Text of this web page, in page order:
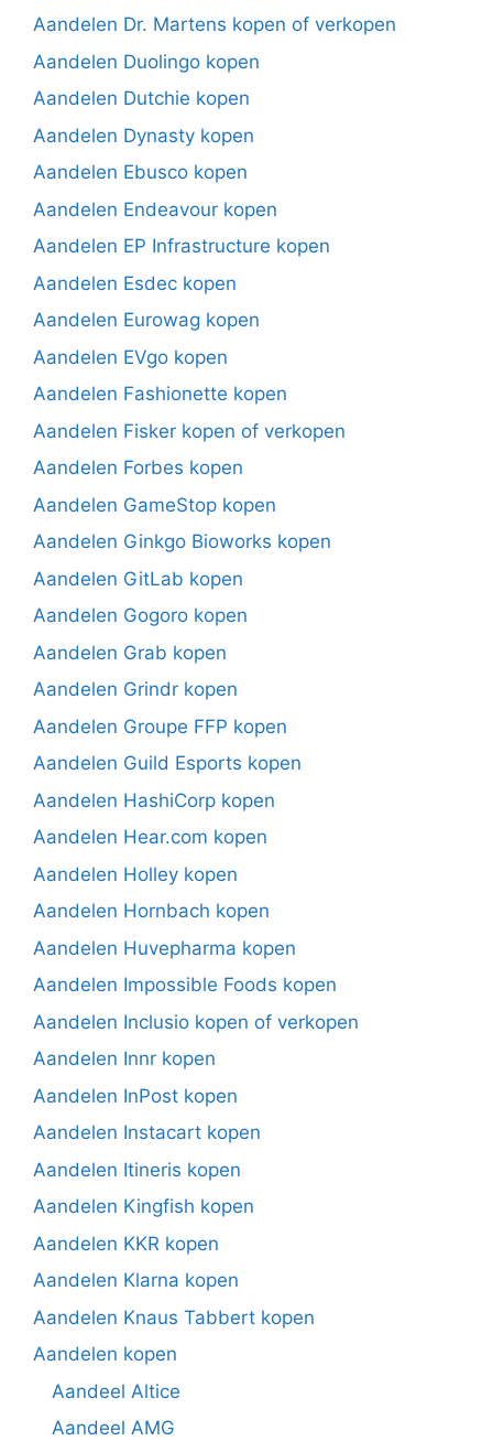
Aandelen Dr. Martens kopen of verkopen
Aandelen Duolingo kopen
Aandelen Dutchie kopen
Aandelen Dynasty kopen
Aandelen Ebusco kopen
Aandelen Endeavour kopen
Aandelen EP Infrastructure kopen
Aandelen Esdec kopen
Aandelen Eurowag kopen
Aandelen EVgo kopen
Aandelen Fashionette kopen
Aandelen Fisker kopen of verkopen
Aandelen Forbes kopen
Aandelen GameStop kopen
Aandelen Ginkgo Bioworks kopen
Aandelen GitLab kopen
Aandelen Gogoro kopen
Aandelen Grab kopen
Aandelen Grindr kopen
Aandelen Groupe FFP kopen
Aandelen Guild Esports kopen
Aandelen HashiCorp kopen
Aandelen Hear.com kopen
Aandelen Holley kopen
Aandelen Hornbach kopen
Aandelen Huvepharma kopen
Aandelen Impossible Foods kopen
Aandelen Inclusio kopen of verkopen
Aandelen Innr kopen
Aandelen InPost kopen
Aandelen Instacart kopen
Aandelen Itineris kopen
Aandelen Kingfish kopen
Aandelen KKR kopen
Aandelen Klarna kopen
Aandelen Knaus Tabbert kopen
Aandelen kopen
Aandeel Altice
Aandeel AMG